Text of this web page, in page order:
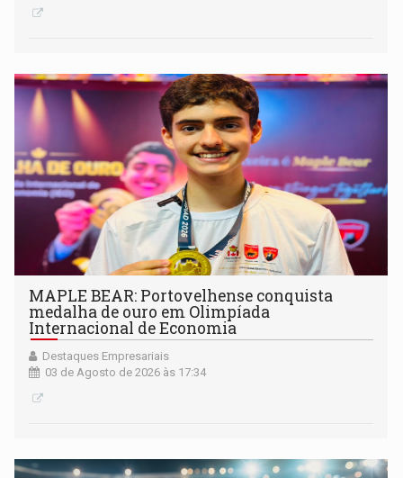
MAPLE BEAR: Portovelhense conquista
medalha de ouro em Olimpíada
Internacional de Economia
Destaques Empresariais
03 de Agosto de 2026 às 17:34